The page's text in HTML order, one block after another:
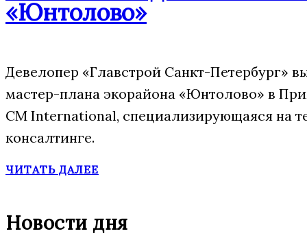
«Юнтолово»
Девелопер «Главстрой Санкт-Петербург»
мастер-плана экорайона «Юнтолово» в
CM International, специализирующаяся на
консалтинге.
ЧИТАТЬ ДАЛЕЕ
Новости дня